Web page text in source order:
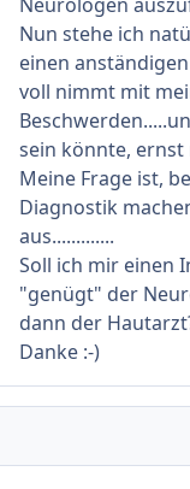
Nun stehe ich
einen
voll nimmt mit
sein könnte, ernst
Meine Frage ist,
Diagnostik
aus.............
Soll ich mir einen
"genügt" der
dann der
Danke :-)